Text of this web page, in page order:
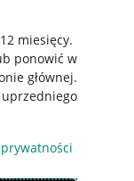
miesięcy.
ponowić w
głównej.
uprzedniego